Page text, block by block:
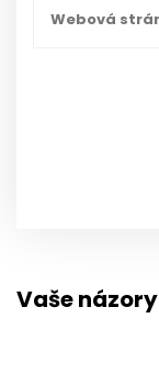
Vaše názory